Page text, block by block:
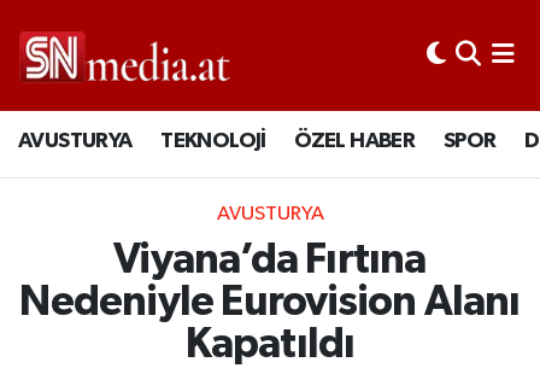
AVUSTURYA TEKNOLOJİ ÖZEL HABER SPOR
AVUSTURYA
Viyana’da Fırtına
Nedeniyle Eurovision Alanı
Kapatıldı